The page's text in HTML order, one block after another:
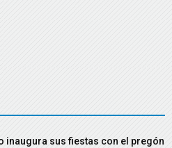
inaugura sus fiestas con el pregón